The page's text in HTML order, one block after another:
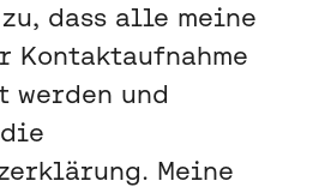
dass alle meine
Kontaktaufnahme
werden und
Meine